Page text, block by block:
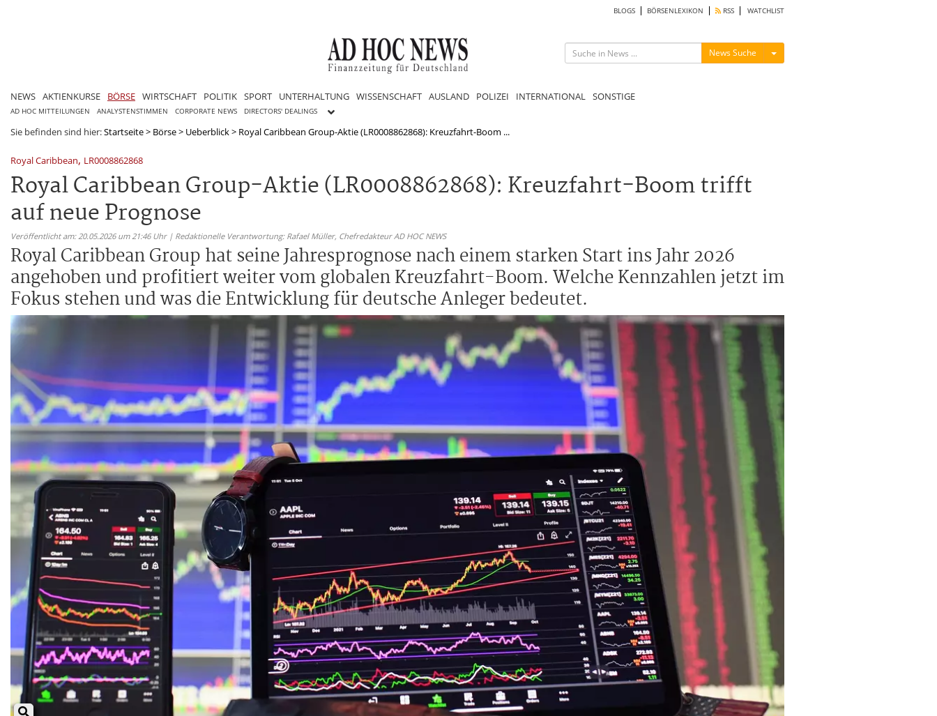
BLOGS BÖRSENLEXIKON RSS WATCHLIST
News Suche Menü ein-/ausblenden
NEWS AKTIENKURSE BÖRSE WIRTSCHAFT POLITIK SPORT UNTERHALTUNG WISSENSCHAFT AUSLAND POLIZEI INTERNATIONAL SONSTIGE
AD HOC MITTEILUNGEN ANALYSTENSTIMMEN CORPORATE NEWS DIRECTORS' DEALINGS
Sie befinden sind hier:Startseite> Börse> Ueberblick> Royal Caribbean Group-Aktie (LR0008862868): Kreuzfahrt-Boom ...
Royal Caribbean, LR0008862868
Royal Caribbean Group-Aktie (LR0008862868): Kreuzfahrt-Boom trifft
auf neue Prognose
Veröffentlicht am: 20.05.2026 um 21:46 Uhr | Redaktionelle Verantwortung: Rafael Müller, Chefredakteur AD HOC NEWS
Royal Caribbean Group hat seine Jahresprognose nach einem starken Start ins Jahr 2026
angehoben und profitiert weiter vom globalen Kreuzfahrt-Boom. Welche Kennzahlen jetzt im
Fokus stehen und was die Entwicklung für deutsche Anleger bedeutet.